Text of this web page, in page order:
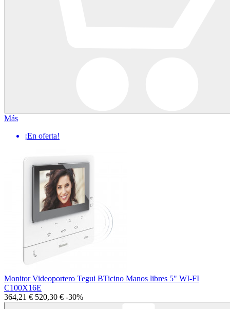
Más
¡En oferta!
Monitor Videoportero Tegui BTicino Manos libres 5" WI-FI
C100X16E
364,21 € 520,30 € -30%